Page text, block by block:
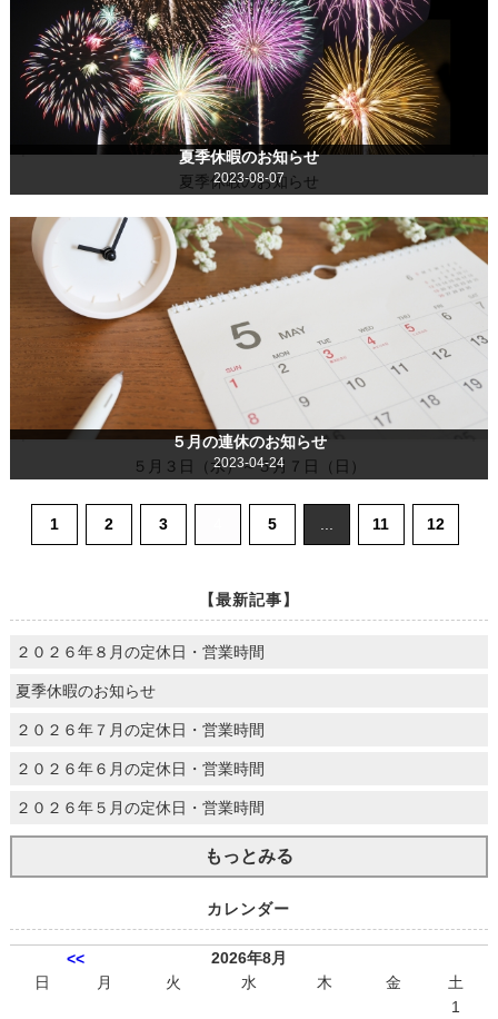
夏季休暇のお知らせ
2023-08-07
夏季休暇のお知らせ
５月の連休のお知らせ
2023-04-24
５月３日（水）～５月７日（日）
1 2 3 5 11 12
【最新記事】
２０２６年８月の定休日・営業時間
夏季休暇のお知らせ
２０２６年７月の定休日・営業時間
２０２６年６月の定休日・営業時間
２０２６年５月の定休日・営業時間
もっとみる
カレンダー
<<
2026年8月
日
月 火 水 木 金
土
1